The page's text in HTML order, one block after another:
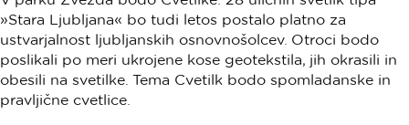
»Stara Ljubljana« bo tudi letos postalo platno za
ustvarjalnost ljubljanskih osnovnošolcev. Otroci bodo
poslikali po meri ukrojene kose geotekstila, jih okrasili in
obesili na svetilke. Tema Cvetilk bodo spomladanske in
pravljične cvetlice.